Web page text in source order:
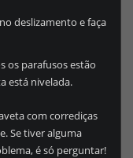
deslizamento e faça
os parafusos estão
está nivelada.
com corrediças
Se tiver alguma
é só perguntar!